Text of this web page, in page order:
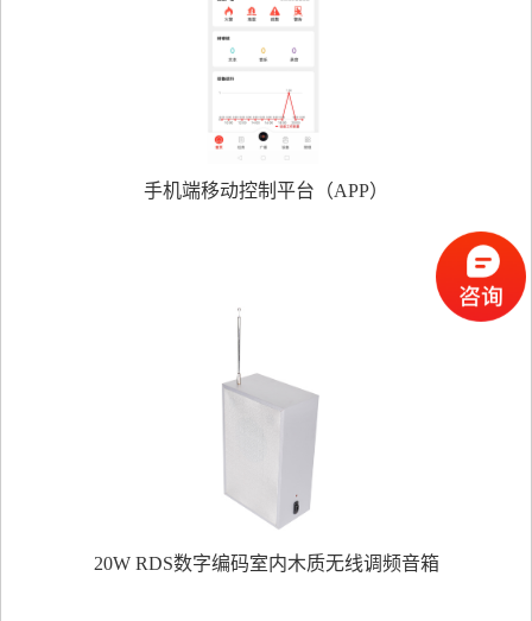
手机端移动控制平台（APP）
20W RDS数字编码室内木质无线调频音箱